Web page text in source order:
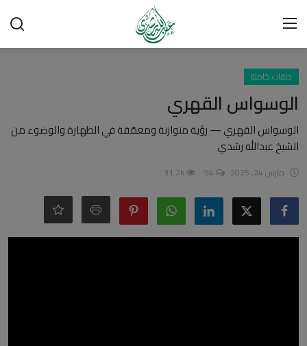
تسجيل الدخول
الرئيسية
شبهات وردود
العقيدة الإسلامية
رسائل مهمة
حلقات كاملة
الوسواس القهري
الوسواس القهري — رؤية متوازنة ومعمّقة في الطهارة والوضوء من
الشيخ عبدالله رشدي
مارس 24, 2025